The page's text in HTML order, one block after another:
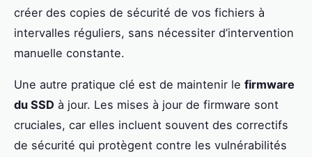
créer des copies de sécurité de vos fichiers à
intervalles réguliers, sans nécessiter d’intervention
manuelle constante.
Une autre pratique clé est de maintenir le firmware
du SSD à jour. Les mises à jour de firmware sont
cruciales, car elles incluent souvent des correctifs
de sécurité qui protègent contre les vulnérabilités